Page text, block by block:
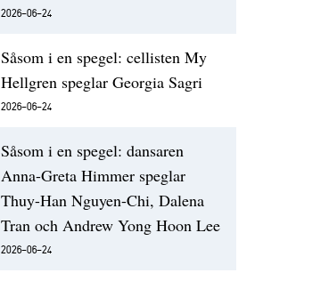
2026-06-24
Såsom i en spegel: cellisten My
Hellgren speglar Georgia Sagri
2026-06-24
Såsom i en spegel: dansaren
Anna-Greta Himmer speglar
Thuy-Han Nguyen-Chi, Dalena
Tran och Andrew Yong Hoon Lee
2026-06-24